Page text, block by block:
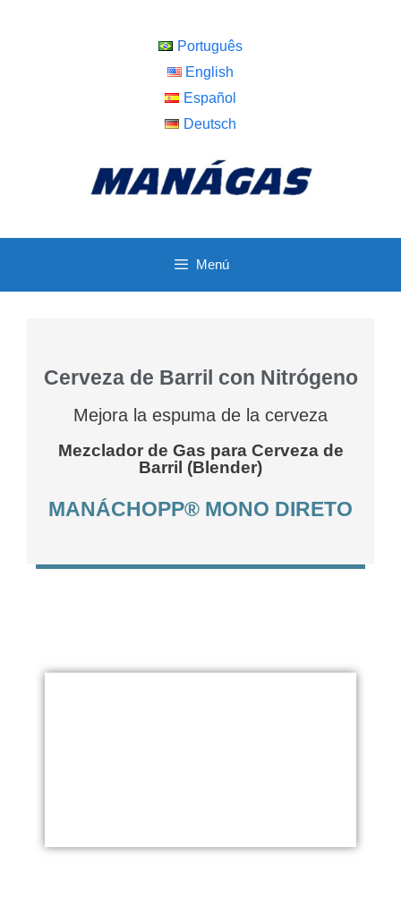
Português
English
Español
Deutsch
Menú
Cerveza de Barril con Nitrógeno
Mejora la espuma de la cerveza
Mezclador de Gas para Cerveza de
Barril (Blender)
MANÁCHOPP® MONO DIRETO